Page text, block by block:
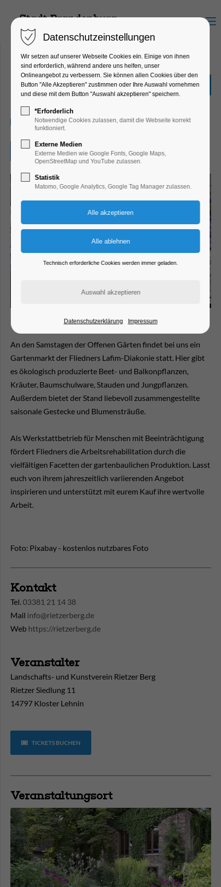
Menu
Gartenmarkt
Markt
10.05.2025, 10:00–18:00
Eintritt frei
An den Samstagen der Offenen Gärten findet bei uns ein
Gartenmarkt der Fliedners Lafim-Diakonie statt. Hier gibt
es ökologisch produzierte Beet- und Balkonpflanzen,
Kräuter, Baumschulware, Stauden und Jungpflanzen.
Außerdem bietet der Stand liebevoll zusammengestellte
saisonale Gestecke und Blumensträuße.
Als Werkstattbetrieb für Menschen mit Beeinträchtigung
fördert Fliedners die Arbeitsrehabilitation durch die
vielfältigen Facetten der gartenbaulichen Produktion. Lasst
euch von ihrem jahreszeitlich variierenden Angebot
inspirieren und unterstützt mit eurem Kauf ihre wertvolle
Arbeit.
Foto: Pixabay - kostenlos nutzbares Foto
Kontakt
Tel.03381 21 14 38
Mail info@rietzerberg.de
Web https://rietzerberg.de
Veranstalter
Landschafts- und Kunstverein Rietzer Berg
Rietzer Siedlung 11
14797 Kloster Lehnin
TICKETS BUCHEN
Veranstaltungsort
Datenschutzeinstellungen
Wir setzen auf unserer Webseite Cookies ein. Einige von ihnen
sind erforderlich, während andere uns helfen, unser
Onlineangebot zu verbessern. Sie können allen Cookies über den
Button "Alle Akzeptieren" zustimmen oder Ihre Auswahl vornehmen
und diese mit dem Button "Auswahl akzeptieren" speichern.
*Erforderlich
Notwendige Cookies zulassen, damit die Webseite korrekt
funktioniert.
Externe Medien
Externe Medien wie Google Fonts, Google Maps,
OpenStreetMap und YouTube zulassen.
Statistik
Matomo, Google Analytics, Google Tag Manager zulassen.
Technisch erforderliche Cookies werden immer geladen.
Datenschutzerklärung Impressum